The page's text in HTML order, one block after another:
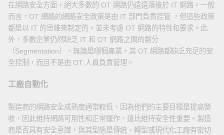
在網路安全方面，絕大多數的 OT 網路仍遠遠落後於 IT 網路。一般
而言，OT 網路的網路安全政策是由 IT 部門負責控管 ，但這些政策
都是以 IT 的思維來制定的，並未考慮 OT 網路的特性和要求。此
外，多數企業仍然缺乏 IT 和 OT 網路之間的劃分
（Segmentation）。無論是哪個產業，其 OT 網路都缺乏充足的安
全控制，而且不是由 OT 人員負責管理。
工廠自動化
製造商的網路安全成熟度通常較低，因為他們的主要目標是提高營
收，因此維持網路可用性和正常運作，遠比維持安全性重要。製造
商是否具有安全意識，與其型態是傳統、轉型或現代化工廠有密切